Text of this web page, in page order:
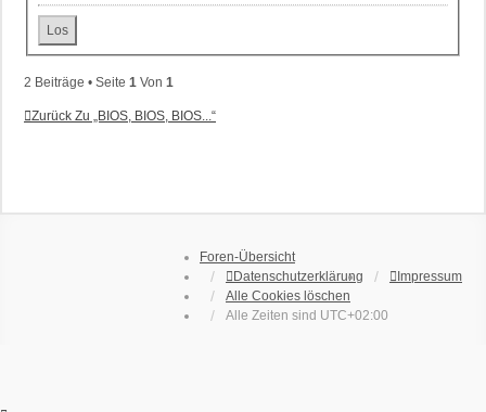
2 Beiträge • Seite 1 Von 1
Zurück Zu „BIOS, BIOS, BIOS...“
Foren-Übersicht
Datenschutzerklärung
Impressum
Alle Cookies löschen
Alle Zeiten sind UTC+02:00